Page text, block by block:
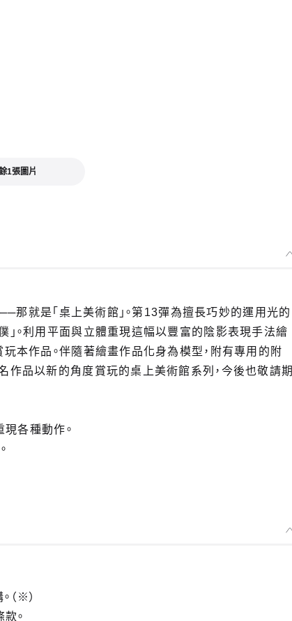
1張圖片
就是「桌上美術館」。第13彈為擅長巧妙的運用光的
。利用平面與立體重現這幅以豐富的陰影表現手法繪
本作品。伴隨著繪畫作品化身為模型，附有專用的附
作品以新的角度賞玩的桌上美術館系列，今後也敬請期
各種動作。
※）
。